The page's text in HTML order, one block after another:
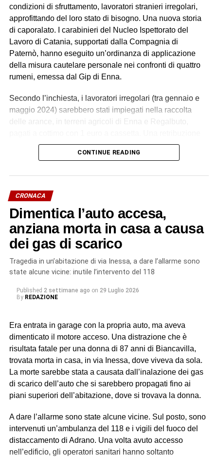
condizioni di sfruttamento, lavoratori stranieri irregolari,
approfittando del loro stato di bisogno. Una nuova storia
di caporalato. I carabinieri del Nucleo Ispettorato del
Lavoro di Catania, supportati dalla Compagnia di
Paternò, hanno eseguito un’ordinanza di applicazione
della misura cautelare personale nei confronti di quattro
rumeni, emessa dal Gip di Enna.
Secondo l’inchiesta, i lavoratori irregolari (tra gennaio e
maggio 2024) sarebbero stati impiegati nella raccolta
delle arance, in terreni agricoli di Enna e Regalbuto,
palesemente difforme e sproporzionata rispetto ai minimi
contrattuali. Un impegno di circa 70 ore settimanali, senza
a lavorare e ad accettare le condizioni imposte dietro
violenza e minacce.
L’indagine è scaturita dalla denuncia di quattro cittadini
marocchini dipendenti da uno pseudo imprenditore
rumeno, sostenuti dall’associazione Penelope, sulle cui
dichiarazioni hanno avuto origine gli accertamenti a
riscontro da parte dei militari del Nucleo Carabinieri
lavoro “di fatto”. Gli altri tre (destinatari dell’obbligo di
presentazione alla polizia giudiziaria) eseguivano gli
ordini e svolgevano funzioni di controllo sul campo,
vigilando sull’attività dei lavoratori, imponendo ritmi e
carichi sproporzionati con “modalità intimidatorie”. Erano
loro a gestire anche l’alloggio fatiscente (privo di luce e
acqua) imposto ai lavoratori, trattenendone le somme
allontanarli se non avessero accettato tali condizioni,
contribuendo così a mantenere le condizioni di
sfruttamento e dipendenza economica e abitativa.
CONTINUE READING
CRONACA
Dimentica l’auto accesa,
anziana morta in casa a causa
dei gas di scarico
Tragedia in un’abitazione di via Inessa, a dare l’allarme sono
state alcune vicine: inutile l’intervento del 118
Published 2 settimane ago on 29 Luglio 2026
By REDAZIONE
Era entrata in garage con la propria auto, ma aveva
dimenticato il motore acceso. Una distrazione che è
risultata fatale per una donna di 87 anni di Biancavilla,
trovata morta in casa, in via Inessa, dove viveva da sola.
La morte sarebbe stata a causata dall’inalazione dei gas
di scarico dell’auto che si sarebbero propagati fino ai
piani superiori dell’abitazione, dove si trovava la donna.
A dare l’allarme sono state alcune vicine. Sul posto, sono
intervenuti un’ambulanza del 118 e i vigili del fuoco del
distaccamento di Adrano. Una volta avuto accesso
nell’edificio, gli operatori sanitari hanno soltanto